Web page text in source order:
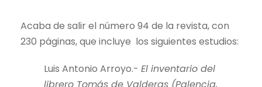
Acaba de salir el número 94 de la revista, con
230 páginas, que incluye los siguientes estudios:
Luis Antonio Arroyo.- El inventario del